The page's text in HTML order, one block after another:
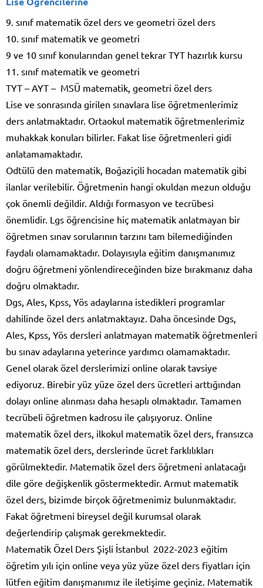
9. sınıf matematik özel ders ve geometri özel ders
10. sınıf matematik ve geometri
9 ve 10 sınıf konularından genel tekrar TYT hazırlık kursu
11. sınıf matematik ve geometri
TYT – AYT – MSÜ matematik, geometri özel ders
Lise ve sonrasında girilen sınavlara lise öğretmenlerimiz
ders anlatmaktadır. Ortaokul matematik öğretmenlerimiz
muhakkak konuları bilirler. Fakat lise öğretmenleri gidi
anlatamamaktadır.
Odtülü den matematik, Boğaziçili hocadan matematik gibi
ilanlar verilebilir. Öğretmenin hangi okuldan mezun olduğu
çok önemli değildir. Aldığı formasyon ve tecrübesi
önemlidir. Lgs öğrencisine hiç matematik anlatmayan bir
öğretmen sınav sorularının tarzını tam bilemediğinden
faydalı olamamaktadır. Dolayısıyla eğitim danışmanımız
doğru öğretmeni yönlendireceğinden bize bırakmanız daha
doğru olmaktadır.
Dgs, Ales, Kpss, Yös adaylarına istedikleri programlar
dahilinde özel ders anlatmaktayız. Daha öncesinde Dgs,
Ales, Kpss, Yös dersleri anlatmayan matematik öğretmenleri
bu sınav adaylarına yeterince yardımcı olamamaktadır.
Genel olarak özel derslerimizi online olarak tavsiye
ediyoruz. Birebir yüz yüze özel ders ücretleri arttığından
dolayı online alınması daha hesaplı olmaktadır. Tamamen
tecrübeli öğretmen kadrosu ile çalışıyoruz. Online
matematik özel ders, ilkokul matematik özel ders, fransızca
matematik özel ders, derslerinde ücret farklılıkları
görülmektedir. Matematik özel ders öğretmeni anlatacağı
dile göre değişkenlik göstermektedir. Armut matematik
özel ders, bizimde birçok öğretmenimiz bulunmaktadır.
Fakat öğretmeni bireysel değil kurumsal olarak
değerlendirip çalışmak gerekmektedir.
Matematik Özel Ders Şişli İstanbul 2022-2023 eğitim
öğretim yılı için online veya yüz yüze özel ders fiyatları için
lütfen eğitim danışmanımız ile iletişime geçiniz. Matematik